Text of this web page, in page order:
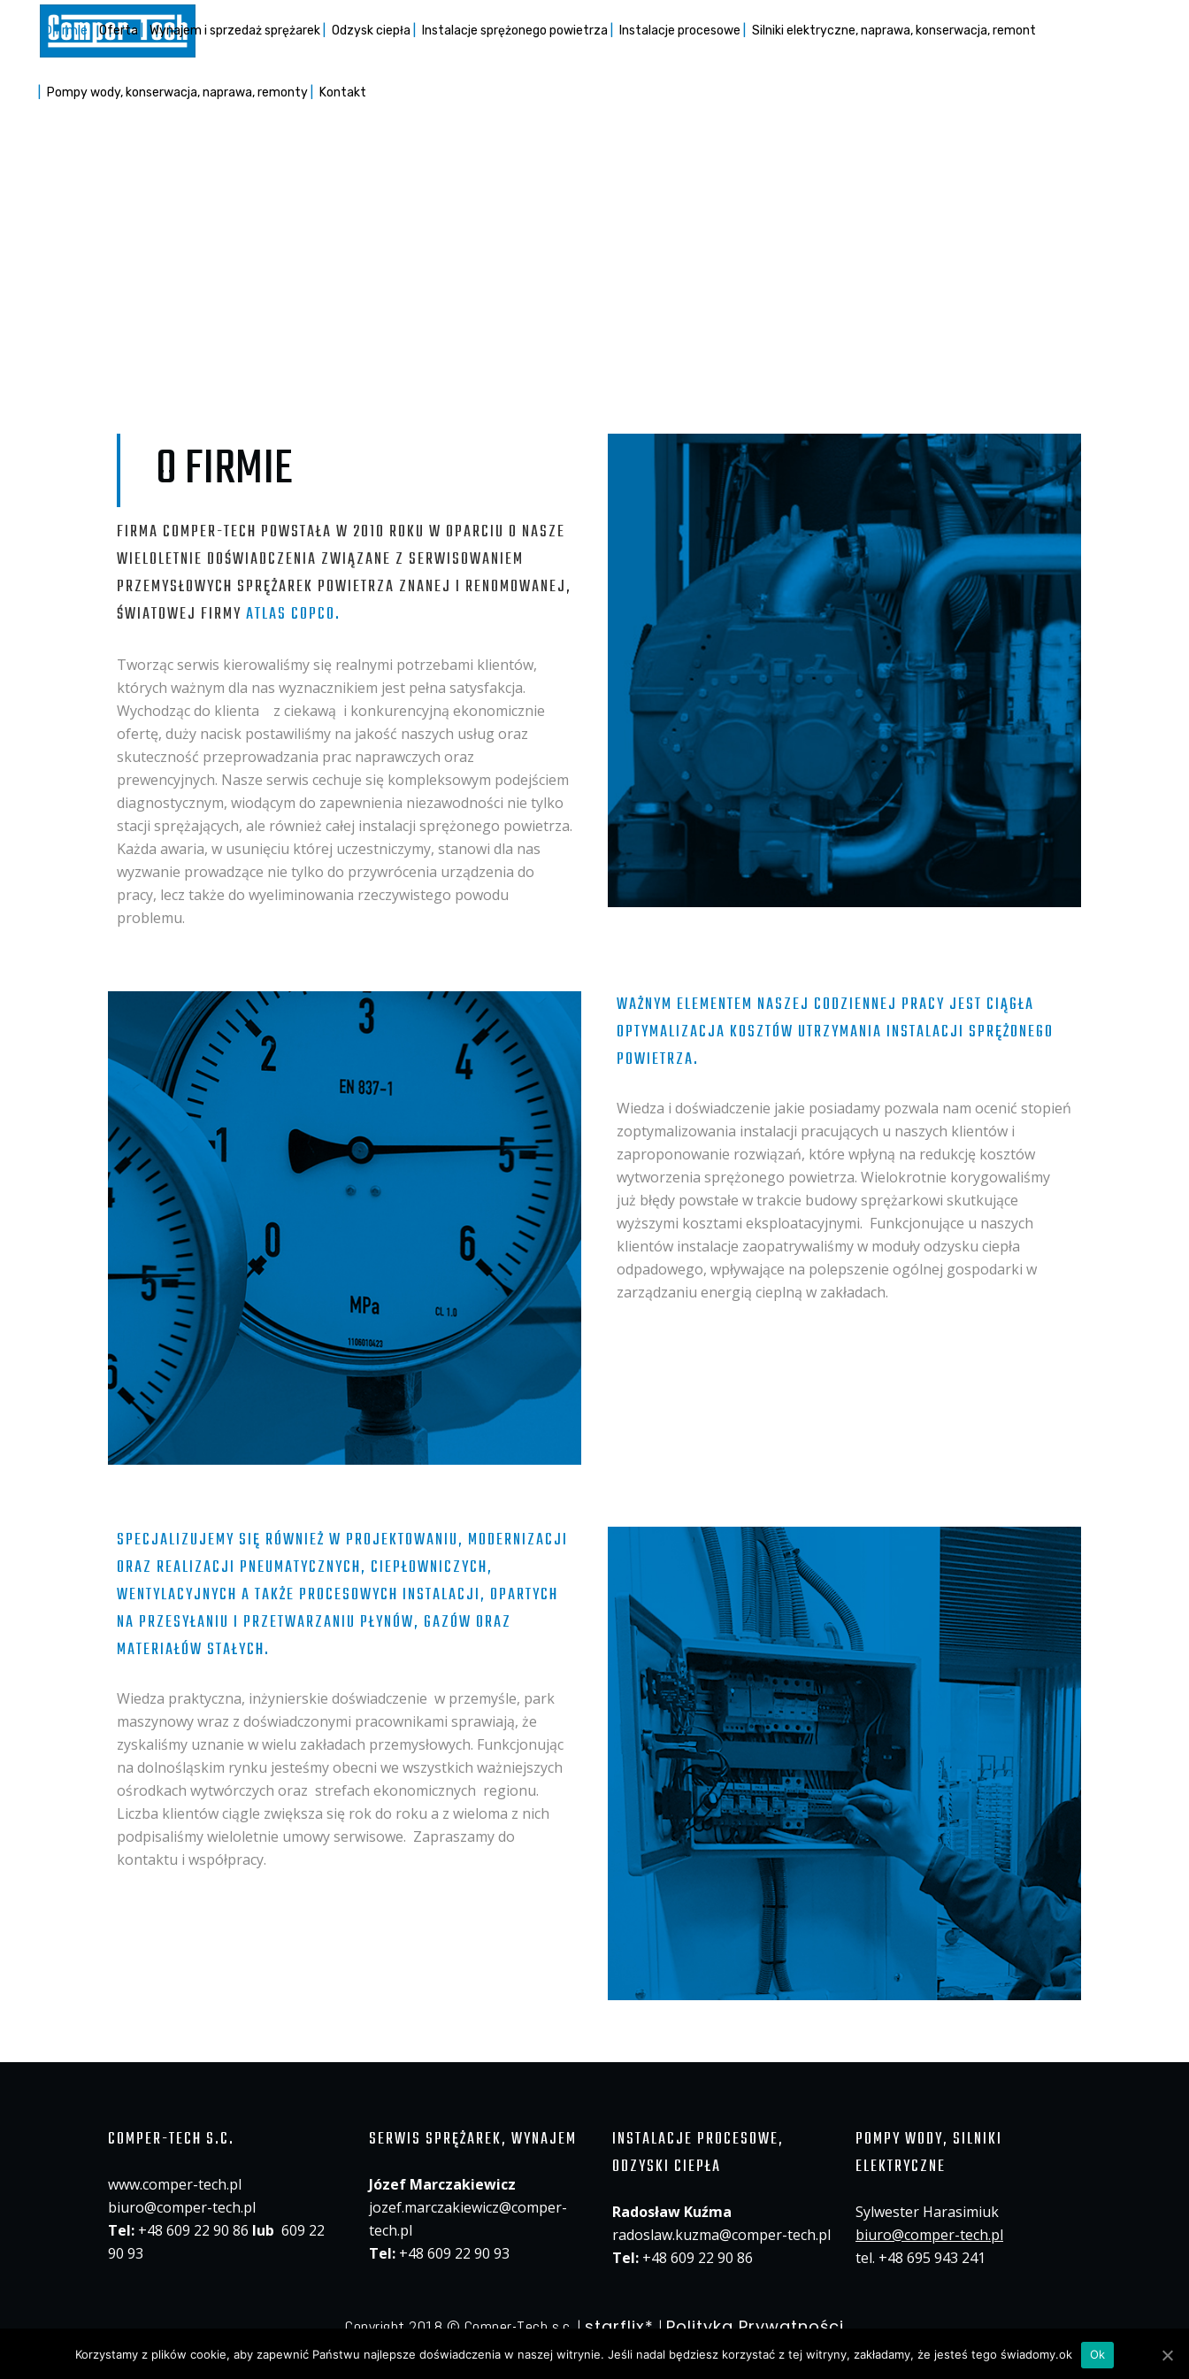
O firmie Oferta Wynajem i sprzedaż sprężarek Odzysk ciepła Instalacje sprężonego powietrza Instalacje procesowe Silniki elektryczne, naprawa, konserwacja, remont
Pompy wody, konserwacja, naprawa, remonty Kontakt
O FIRMIE
FIRMA COMPER-TECH POWSTAŁA W 2010 ROKU W OPARCIU O NASZE
WIELOLETNIE DOŚWIADCZENIA ZWIĄZANE Z SERWISOWANIEM
PRZEMYSŁOWYCH SPRĘŻAREK POWIETRZA ZNANEJ I RENOMOWANEJ,
ŚWIATOWEJ FIRMY ATLAS COPCO.
Tworząc serwis kierowaliśmy się realnymi potrzebami klientów,
których ważnym dla nas wyznacznikiem jest pełna satysfakcja.
Wychodząc do klienta
z ciekawą i konkurencyjną ekonomicznie
ofertę, duży nacisk postawiliśmy na jakość naszych usług oraz
skuteczność przeprowadzania prac naprawczych oraz
prewencyjnych. Nasze serwis cechuje się kompleksowym podejściem
diagnostycznym, wiodącym do zapewnienia niezawodności nie tylko
stacji sprężających, ale również całej instalacji sprężonego powietrza.
Każda awaria, w usunięciu której uczestniczymy, stanowi dla nas
wyzwanie prowadzące nie tylko do przywrócenia urządzenia do
pracy, lecz także do wyeliminowania rzeczywistego powodu
problemu.
WAŻNYM ELEMENTEM NASZEJ CODZIENNEJ PRACY JEST CIĄGŁA
OPTYMALIZACJA KOSZTÓW UTRZYMANIA INSTALACJI SPRĘŻONEGO
POWIETRZA.
Wiedza i doświadczenie jakie posiadamy pozwala nam ocenić stopień
zoptymalizowania instalacji pracujących u naszych klientów i
zaproponowanie rozwiązań, które wpłyną na redukcję kosztów
wytworzenia sprężonego powietrza. Wielokrotnie korygowaliśmy
już błędy powstałe w trakcie budowy sprężarkowi skutkujące
wyższymi kosztami eksploatacyjnymi. Funkcjonujące u naszych
klientów instalacje zaopatrywaliśmy w moduły odzysku ciepła
odpadowego, wpływające na polepszenie ogólnej gospodarki w
zarządzaniu energią cieplną w zakładach.
SPECJALIZUJEMY SIĘ RÓWNIEŻ W PROJEKTOWANIU, MODERNIZACJI
ORAZ REALIZACJI PNEUMATYCZNYCH, CIEPŁOWNICZYCH,
WENTYLACYJNYCH A TAKŻE PROCESOWYCH INSTALACJI, OPARTYCH
NA PRZESYŁANIU I PRZETWARZANIU PŁYNÓW, GAZÓW ORAZ
MATERIAŁÓW STAŁYCH.
Wiedza praktyczna, inżynierskie doświadczenie w przemyśle, park
maszynowy wraz z doświadczonymi pracownikami sprawiają, że
zyskaliśmy uznanie w wielu zakładach przemysłowych. Funkcjonując
na dolnośląskim rynku jesteśmy obecni we wszystkich ważniejszych
ośrodkach wytwórczych oraz strefach ekonomicznych regionu.
Liczba klientów ciągle zwiększa się rok do roku a z wieloma z nich
podpisaliśmy wieloletnie umowy serwisowe. Zapraszamy do
kontaktu i współpracy.
COMPER-TECH S.C.
www.comper-tech.pl
biuro@comper-tech.pl
Tel: +48 609 22 90 86 lub 609 22
90 93
SERWIS SPRĘŻAREK, WYNAJEM
Józef Marczakiewicz
jozef.marczakiewicz@comper-
tech.pl
Tel: +48 609 22 90 93
INSTALACJE PROCESOWE,
ODZYSKI CIEPŁA
Radosław Kuźma
radoslaw.kuzma@comper-tech.pl
Tel: +48 609 22 90 86
POMPY WODY, SILNIKI
ELEKTRYCZNE
Sylwester Harasimiuk
biuro@comper-tech.pl
tel. +48 695 943 241
Copyright 2018 © Comper-Tech s.c. | starflix* | Polityka Prywatności
Korzystamy z plików cookie, aby zapewnić Państwu najlepsze doświadczenia w naszej witrynie. Jeśli nadal będziesz korzystać z tej witryny, zakładamy, że jesteś tego świadomy.ok Ok